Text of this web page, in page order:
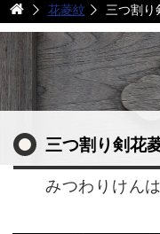
花菱紋 三つ割り
三つ割り剣花
みつわりけん